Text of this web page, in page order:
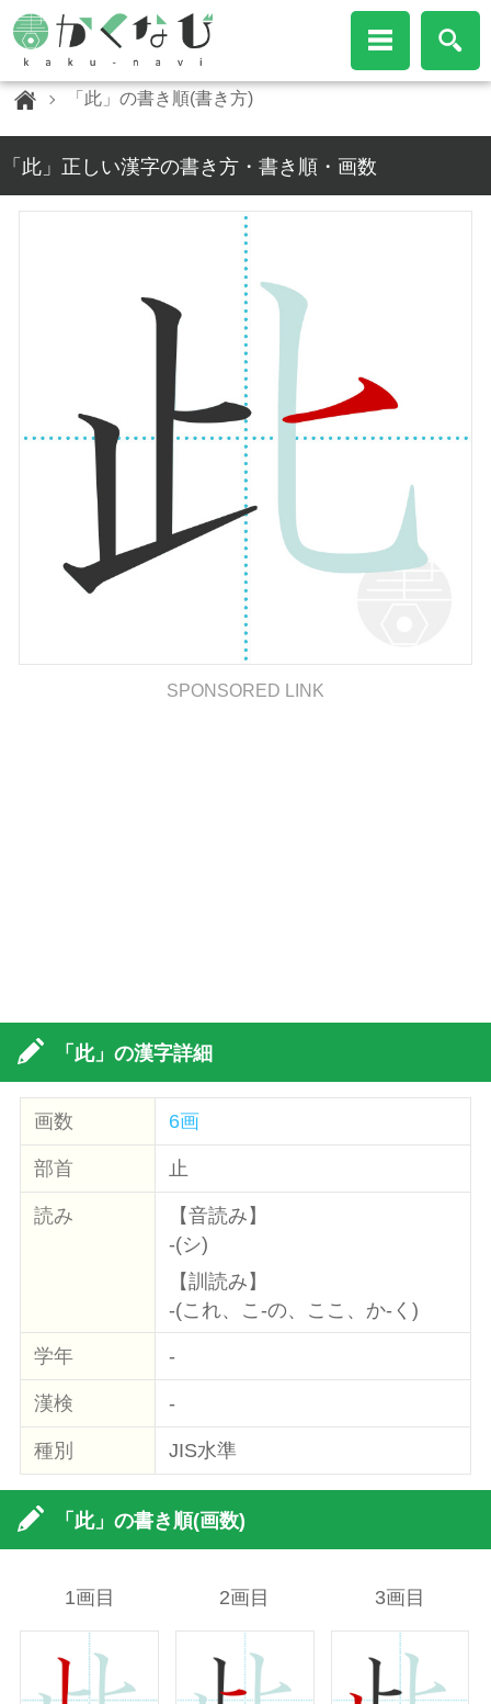
「此」の書き順(書き方)
「此」正しい漢字の書き方・書き順・画数
SPONSORED LINK
「此」の漢字詳細
画数 6画
部首 止
読み
【音読み】
-(シ)
【訓読み】
-(これ、こ-の、ここ、か-く)
学年 -
漢検 -
種別 JIS水準
「此」の書き順(画数)
1画目 2画目 3画目